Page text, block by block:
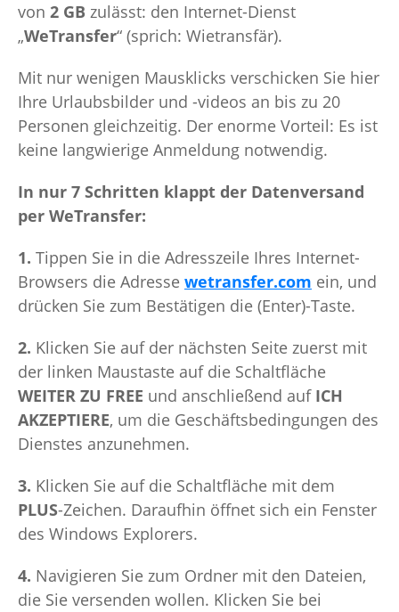
von 2 GB zulässt: den Internet-Dienst
„WeTransfer“ (sprich: Wietransfär).
Mit nur wenigen Mausklicks verschicken Sie hier
Ihre Urlaubsbilder und -videos an bis zu 20
Personen gleichzeitig. Der enorme Vorteil: Es ist
keine langwierige Anmeldung notwendig.
In nur 7 Schritten klappt der Datenversand
per WeTransfer:
1. Tippen Sie in die Adresszeile Ihres Internet-
Browsers die Adresse wetransfer.com ein, und
drücken Sie zum Bestätigen die (Enter)-Taste.
2. Klicken Sie auf der nächsten Seite zuerst mit
der linken Maustaste auf die Schaltfläche
WEITER ZU FREE und anschließend auf ICH
AKZEPTIERE, um die Geschäftsbedingungen des
Dienstes anzunehmen.
3. Klicken Sie auf die Schaltfläche mit dem
PLUS-Zeichen. Daraufhin öffnet sich ein Fenster
des Windows Explorers.
4. Navigieren Sie zum Ordner mit den Dateien,
die Sie versenden wollen. Klicken Sie bei